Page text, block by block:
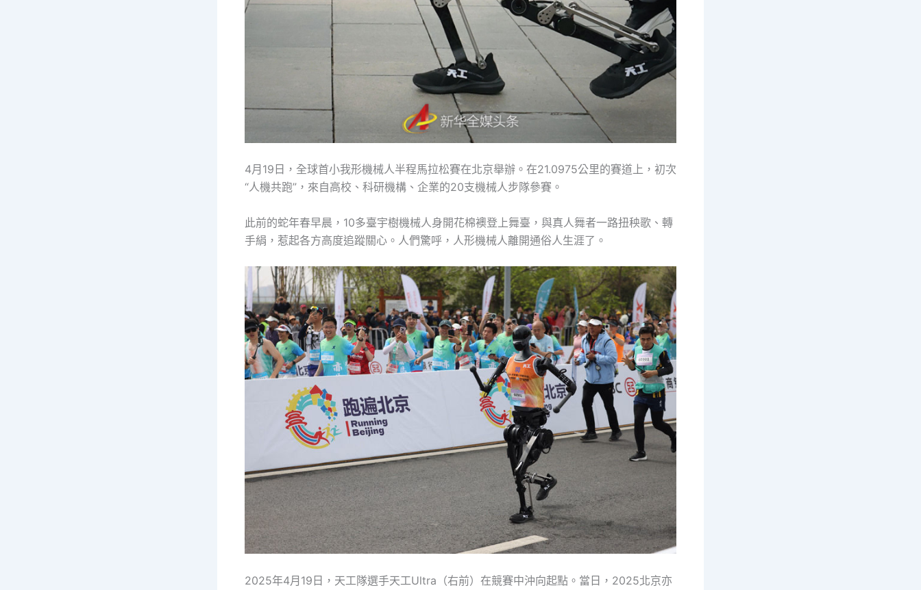
4月19日，全球首小我形機械人半程馬拉松賽在北京舉辦。在21.0975公里的賽道上，初次
“人機共跑”，來自高校、科研機構、企業的20支機械人步隊參賽。
此前的蛇年春早晨，10多臺宇樹機械人身開花棉襖登上舞臺，與真人舞者一路扭秧歌、轉
手絹，惹起各方高度追蹤關心。人們驚呼，人形機械人離開通俗人生涯了。
2025年4月19日，天工隊選手天工Ultra（右前）在競賽中沖向起點。當日，2025北京亦